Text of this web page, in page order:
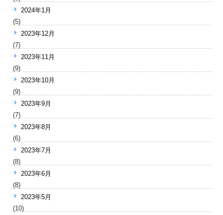
2024年1月
(5)
2023年12月
(7)
2023年11月
(9)
2023年10月
(9)
2023年9月
(7)
2023年8月
(6)
2023年7月
(8)
2023年6月
(8)
2023年5月
(10)